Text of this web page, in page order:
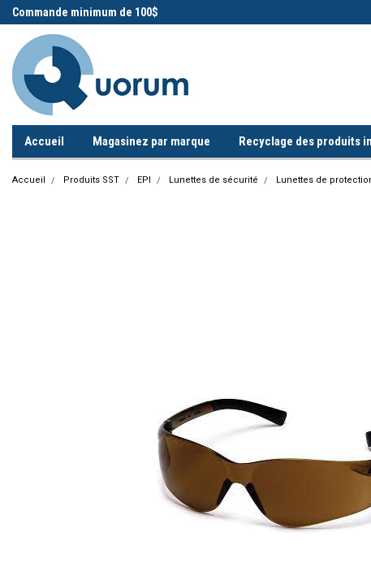
Commande minimum de 100$
Accueil Magasinez par marque Recyclage des produits
Accueil Produits SST EPI Lunettes de sécurité Lunettes de